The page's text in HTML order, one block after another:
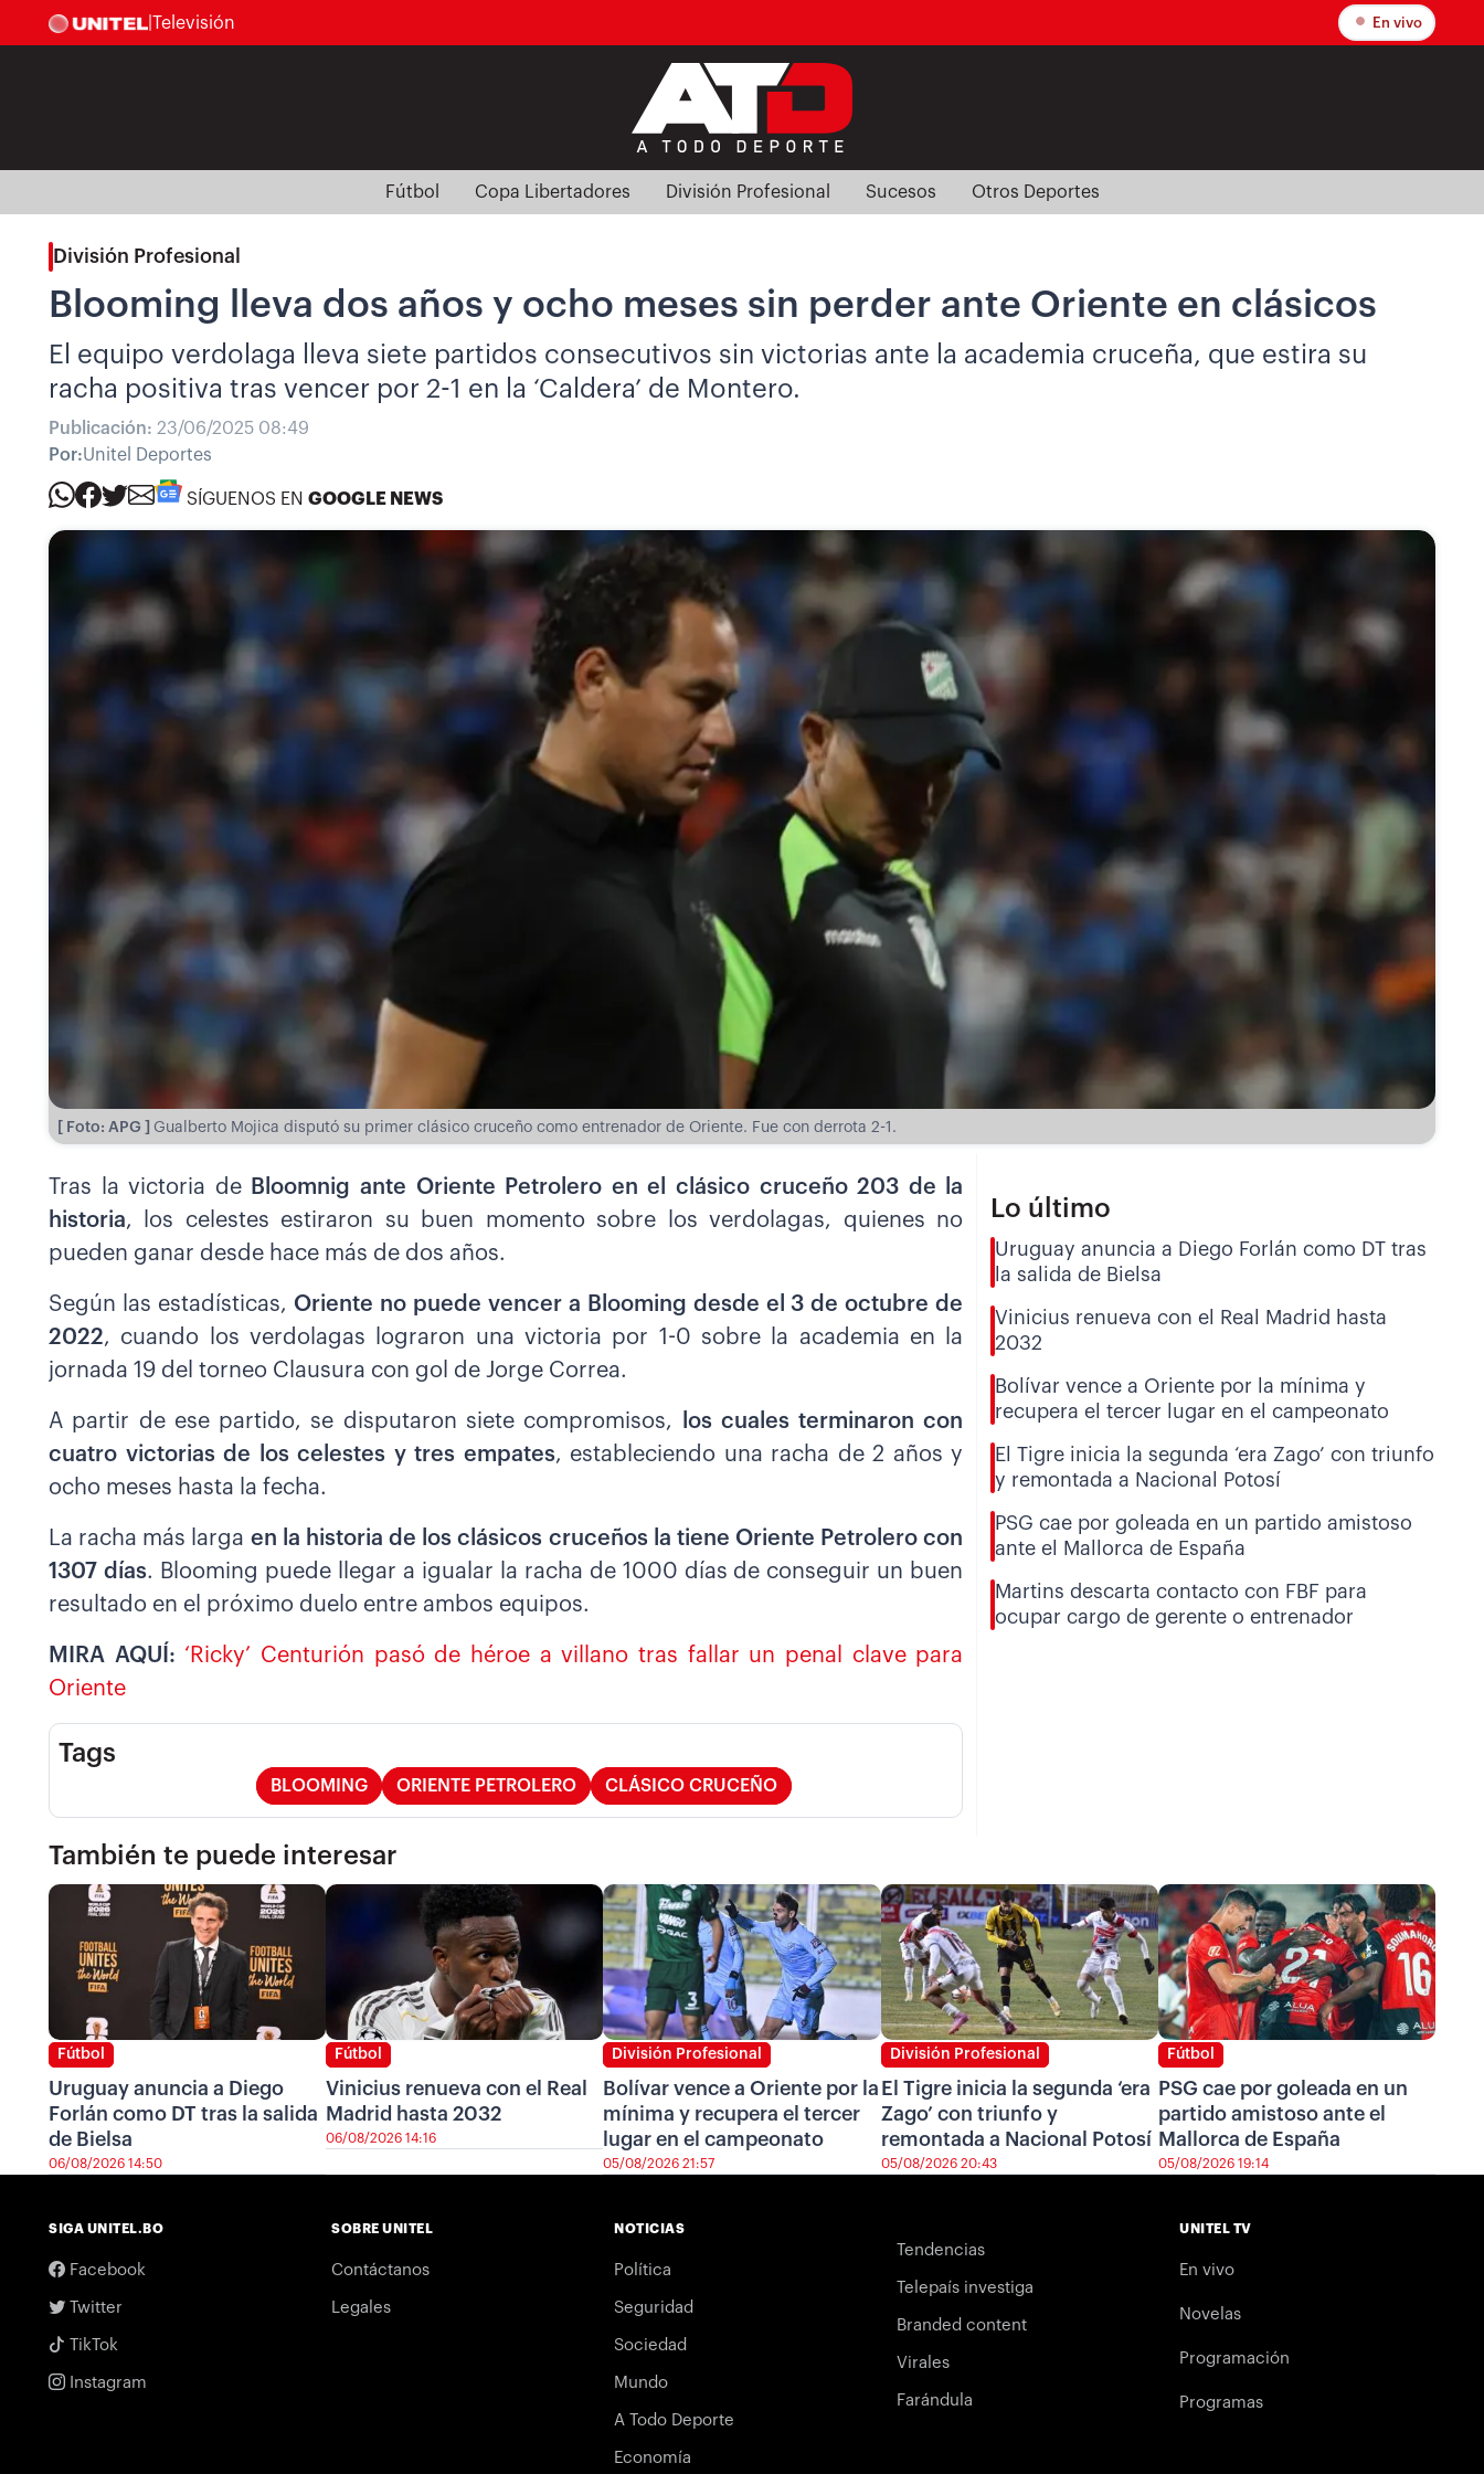
Televisión En vivo
Fútbol Copa Libertadores División Profesional Sucesos Otros Deportes
División Profesional
Blooming lleva dos años y ocho meses sin perder ante Oriente en clásicos
El equipo verdolaga lleva siete partidos consecutivos sin victorias ante la academia cruceña, que estira su
racha positiva tras vencer por 2-1 en la ‘Caldera’ de Montero.
Publicación: 23/06/2025 08:49
Por:Unitel Deportes
SÍGUENOS EN GOOGLE NEWS
[ Foto: APG ] Gualberto Mojica disputó su primer clásico cruceño como entrenador de Oriente. Fue con derrota 2-1.
Tras la victoria de Bloomnig ante Oriente Petrolero en el clásico cruceño 203 de la
historia, los celestes estiraron su buen momento sobre los verdolagas, quienes no
pueden ganar desde hace más de dos años.
Según las estadísticas, Oriente no puede vencer a Blooming desde el 3 de octubre de
2022, cuando los verdolagas lograron una victoria por 1-0 sobre la academia en la
jornada 19 del torneo Clausura con gol de Jorge Correa.
A partir de ese partido, se disputaron siete compromisos,
los cuales terminaron con
cuatro victorias de los celestes y tres empates, estableciendo una racha de 2 años y
ocho meses hasta la fecha.
La racha más larga en la historia de los clásicos cruceños la tiene Oriente Petrolero con
1307 días. Blooming puede llegar a igualar la racha de 1000 días de conseguir un buen
resultado en el próximo duelo entre ambos equipos.
MIRA AQUÍ: ‘Ricky’ Centurión pasó de héroe a villano tras fallar un penal clave para
Oriente
Tags
BLOOMING ORIENTE PETROLERO CLÁSICO CRUCEÑO
Lo último
Uruguay anuncia a Diego Forlán como DT tras
la salida de Bielsa
Vinicius renueva con el Real Madrid hasta
2032
Bolívar vence a Oriente por la mínima y
recupera el tercer lugar en el campeonato
El Tigre inicia la segunda ‘era Zago’ con triunfo
y remontada a Nacional Potosí
PSG cae por goleada en un partido amistoso
ante el Mallorca de España
Martins descarta contacto con FBF para
ocupar cargo de gerente o entrenador
También te puede interesar
Fútbol
Uruguay anuncia a Diego
Forlán como DT tras la salida
de Bielsa
06/08/2026 14:50
Fútbol
Vinicius renueva con el Real
Madrid hasta 2032
06/08/2026 14:16
División Profesional
Bolívar vence a Oriente por la
mínima y recupera el tercer
lugar en el campeonato
05/08/2026 21:57
División Profesional
El Tigre inicia la segunda ‘era
Zago’ con triunfo y
remontada a Nacional Potosí
05/08/2026 20:43
Fútbol
PSG cae por goleada en un
partido amistoso ante el
Mallorca de España
05/08/2026 19:14
SIGA UNITEL.BO
Facebook
Twitter
TikTok
Instagram
SOBRE UNITEL
Contáctanos
Legales
NOTICIAS
Política
Seguridad
Sociedad
Mundo
A Todo Deporte
Economía
Tendencias
Telepaís investiga
Branded content
Virales
Farándula
UNITEL TV
En vivo
Novelas
Programación
Programas